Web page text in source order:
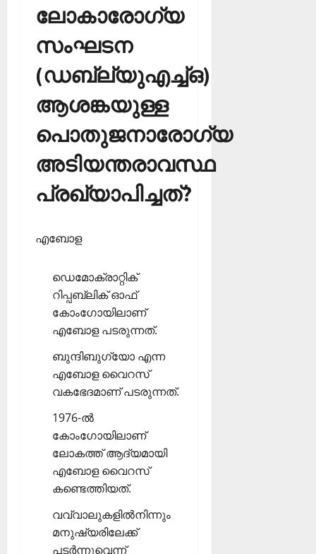
ലോകാരോഗ്യ
സംഘടന
(ഡബ്ല്യുഎച്ച്ഒ)
ആശങ്കയുള്ള
പൊതുജനാരോഗ്യ
അടിയന്തരാവസ്ഥ
പ്രഖ്യാപിച്ചത്?
എബോള
ഡെമോക്രാറ്റിക്
റിപ്പബ്ലിക് ഓഫ്
കോംഗോയിലാണ്
എബോള പടരുന്നത്.
ബുന്ദിബുഗ്യോ എന്ന
എബോള വൈറസ്
വകഭേദമാണ് പടരുന്നത്.
1976-ല്‍
കോംഗോയിലാണ്
ലോകത്ത് ആദ്യമായി
എബോള വൈറസ്
കണ്ടെത്തിയത്.
വവ്വാലുകളില്‍നിന്നും
മനുഷ്യരിലേക്ക്
പടര്‍ന്നുവെന്ന്